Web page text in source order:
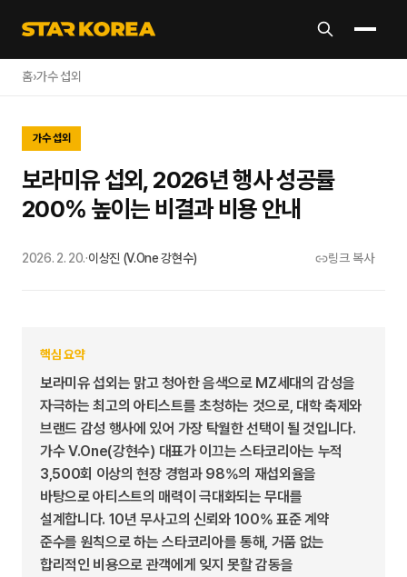
홈›가수 섭외
가수 섭외
보라미유 섭외, 2026년 행사 성공률
200% 높이는 비결과 비용 안내
2026. 2. 20.·이상진 (V.One 강현수) 링크 복사
핵심 요약
보라미유 섭외는 맑고 청아한 음색으로 MZ세대의 감성을
자극하는 최고의 아티스트를 초청하는 것으로, 대학 축제와
브랜드 감성 행사에 있어 가장 탁월한 선택이 될 것입니다.
가수 V.One(강현수) 대표가 이끄는 스타코리아는 누적
3,500회 이상의 현장 경험과 98%의 재섭외율을
바탕으로 아티스트의 매력이 극대화되는 무대를
설계합니다. 10년 무사고의 신뢰와 100% 표준 계약
준수를 원칙으로 하는 스타코리아를 통해, 거품 없는
합리적인 비용으로 관객에게 잊지 못할 감동을